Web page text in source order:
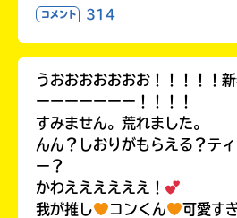
コメント 314
うおおおおおおお！！！！！
ーーーーーーー！！！！
すみません。荒れました。
んん？しおりがもらえる？テ
ー？
かわええええええ！
我が推し
コンくん
可愛す